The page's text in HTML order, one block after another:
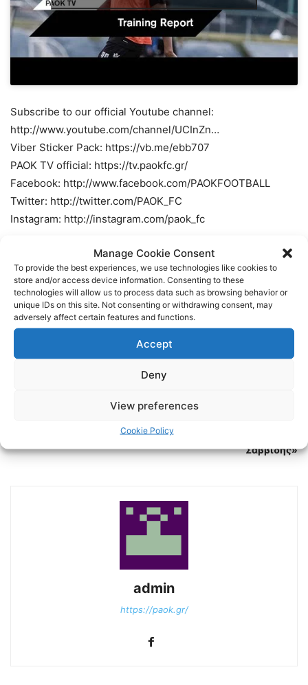
Manage Cookie Consent
To provide the best experiences, we use technologies like cookies to
store and/or access device information. Consenting to these
technologies will allow us to process data such as browsing behavior or
unique IDs on this site. Not consenting or withdrawing consent, may
adversely affect certain features and functions.
Accept
Deny
View preferences
Cookie Policy
Subscribe to our official Youtube channel:
http://www.youtube.com/channel/UCInZn…
Viber Sticker Pack: https://vb.me/ebb707
PAOK TV official: https://tv.paokfc.gr/
Facebook: http://www.facebook.com/PAOKFOOTBALL
Twitter: http://twitter.com/PAOK_FC
Instagram: http://instagram.com/paok_fc
ΠΑΟΚ ΠΟΔΟΣΦΑΙΡΟ
Βασίλης Νικολόπουλος:
Σαββίδης»
admin
https://paok.gr/